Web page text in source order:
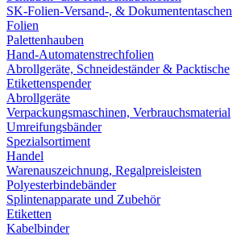
SK-Folien-Versand-, & Dokumententaschen
Folien
Palettenhauben
Hand-Automatenstrechfolien
Abrollgeräte, Schneideständer & Packtische
Etikettenspender
Abrollgeräte
Verpackungsmaschinen, Verbrauchsmaterial
Umreifungsbänder
Spezialsortiment
Handel
Warenauszeichnung, Regalpreisleisten
Polyesterbindebänder
Splintenapparate und Zubehör
Etiketten
Kabelbinder